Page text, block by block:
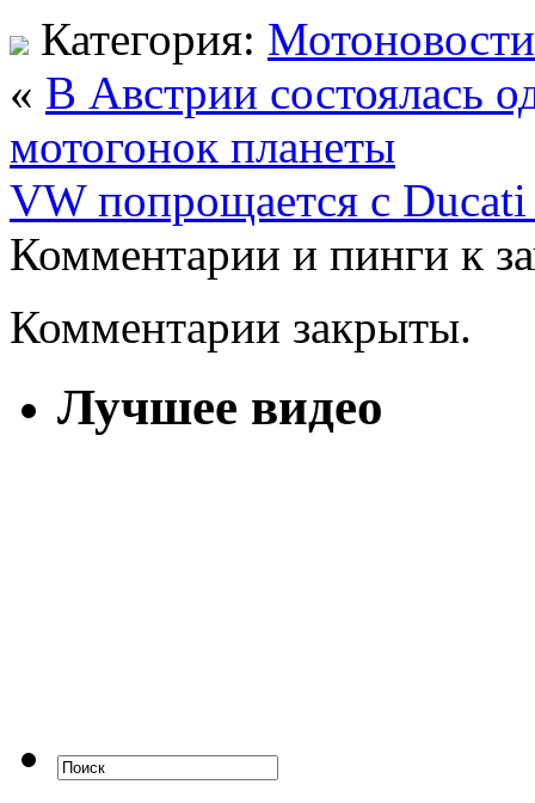
Категория: Мотоновости
« В Австрии состоялась
мотогонок планеты
VW попрощается с
Комментарии и пинги к
Комментарии закрыты.
Лучшее видео